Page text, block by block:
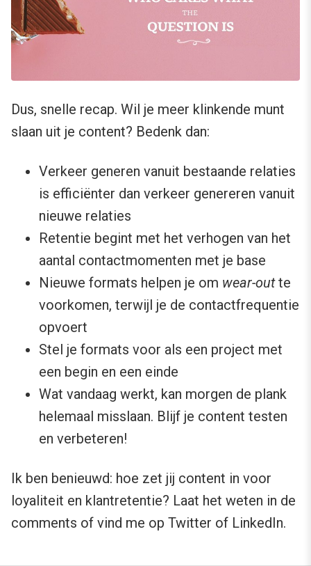
Dus, snelle recap. Wil je meer klinkende munt
slaan uit je content? Bedenk dan:
Verkeer generen vanuit bestaande relaties
is efficiënter dan verkeer genereren vanuit
nieuwe relaties
Retentie begint met het verhogen van het
aantal contactmomenten met je base
Nieuwe formats helpen je om wear-outte
voorkomen, terwijl je de contactfrequentie
opvoert
Stel je formats voor als een project met
een begin en een einde
Wat vandaag werkt, kan morgen de plank
helemaal misslaan. Blijf je content testen
en verbeteren!
Ik ben benieuwd: hoe zet jij content in voor
loyaliteit en klantretentie? Laat het weten in de
comments of vind me op Twitter of LinkedIn.